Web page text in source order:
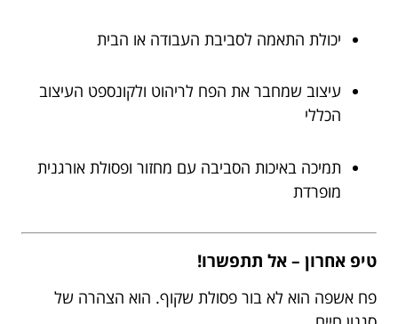
יכולת התאמה לסביבת העבודה או הבית
עיצוב שמחבר את הפח לריהוט ולקונספט העיצוב
הכללי
תמיכה באיכות הסביבה עם מחזור ופסולת אורגנית
מופרדת
טיפ אחרון – אל תתפשרו!
פח אשפה הוא לא בור פסולת שקוף. הוא הצהרה של